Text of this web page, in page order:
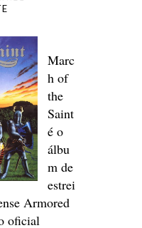
Marc
h of
the
Saint
é o
álbu
m de
estrei
Armored
oficial